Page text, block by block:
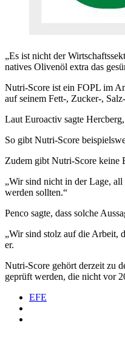
„Es ist nicht der
natives Olivenöl extra das
Nutri-Score ist ein FOPL im
auf seinem Fett-, Zucker-,
Laut Euroactiv sagte
So gibt Nutri-Score
Zudem gibt Nutri-Score keine
„Wir sind nicht in der Lage, all
werden sollten.“
Penco sagte, dass solche
„Wir sind stolz auf die Arbeit,
er.
Nutri-Score gehört derzeit zu
geprüft werden, die nicht vor
EFE